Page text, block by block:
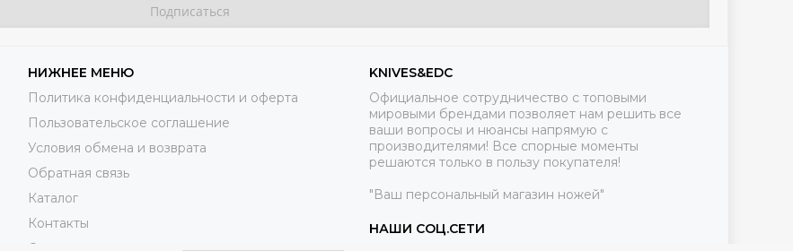
НИЖНЕЕ МЕНЮ
Политика конфиденциальности и оферта
Пользовательское соглашение
Условия обмена и возврата
Обратная связь
Каталог
Контакты
KNIVES&EDC
Официальное сотрудничество с топовыми
мировыми брендами позволяет нам решить все
ваши вопросы и нюансы напрямую с
производителями! Все спорные моменты
решаются только в пользу покупателя!
"Ваш персональный магазин ножей"
НАШИ СОЦ.СЕТИ